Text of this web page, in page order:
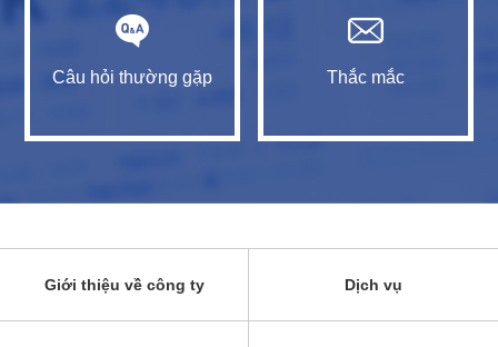
Câu hỏi thường gặp Thắc mắc
Giới thiệu về công ty Dịch vụ